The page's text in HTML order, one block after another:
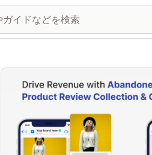
特集の画像ギャラリー